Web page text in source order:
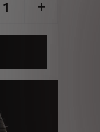
+